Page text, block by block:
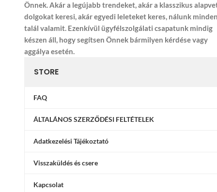
Önnek. Akár a legújabb trendeket, akár a klasszikus
dolgokat keresi, akár egyedi leleteket keres, nálunk
talál valamit. Ezenkívül ügyfélszolgálati csapatunk mindig
készen áll, hogy segítsen Önnek bármilyen kérdése vagy
aggálya esetén.
STORE
FAQ
ÁLTALÁNOS SZERZŐDÉSI FELTÉTELEK
Adatkezelési Tájékoztató
Visszaküldés és csere
Kapcsolat